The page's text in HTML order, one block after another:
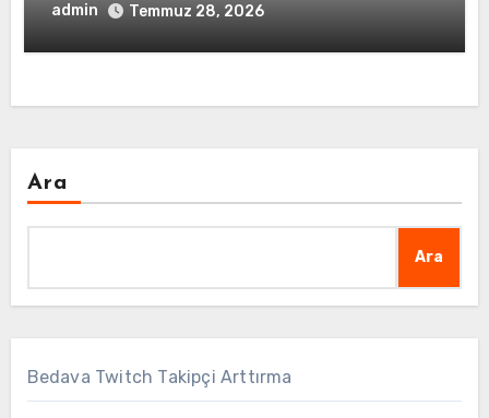
admin Temmuz 28, 2026
Ara
Ara
Bedava Twitch Takipçi Arttırma